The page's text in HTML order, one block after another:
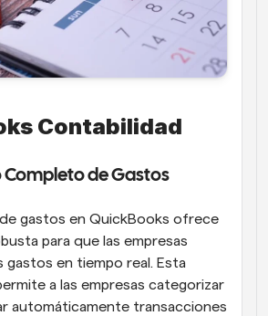
Contabilidad
de Gastos
gastos en QuickBooks ofrece
para que las empresas
gastos en tiempo real. Esta
a las empresas categorizar
automáticamente transacciones